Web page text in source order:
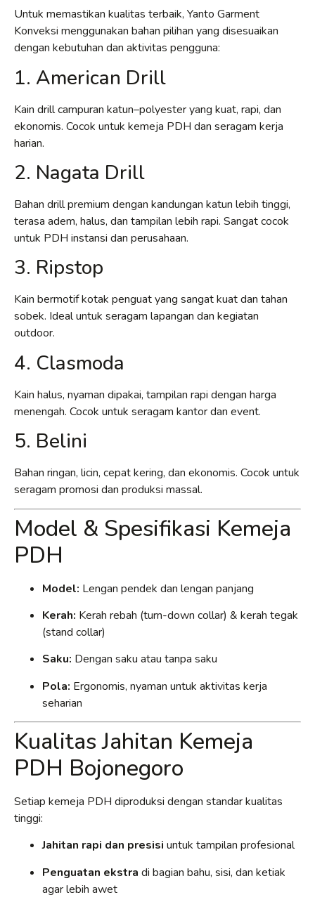
Untuk memastikan kualitas terbaik, Yanto Garment
Konveksi menggunakan bahan pilihan yang disesuaikan
dengan kebutuhan dan aktivitas pengguna:
1. American Drill
Kain drill campuran katun–polyester yang kuat, rapi, dan
ekonomis. Cocok untuk kemeja PDH dan seragam kerja
harian.
2. Nagata Drill
Bahan drill premium dengan kandungan katun lebih tinggi,
terasa adem, halus, dan tampilan lebih rapi. Sangat cocok
untuk PDH instansi dan perusahaan.
3. Ripstop
Kain bermotif kotak penguat yang sangat kuat dan tahan
sobek. Ideal untuk seragam lapangan dan kegiatan
outdoor.
4. Clasmoda
Kain halus, nyaman dipakai, tampilan rapi dengan harga
menengah. Cocok untuk seragam kantor dan event.
5. Belini
Bahan ringan, licin, cepat kering, dan ekonomis. Cocok untuk
seragam promosi dan produksi massal.
Model & Spesifikasi Kemeja
PDH
Model: Lengan pendek dan lengan panjang
Kerah: Kerah rebah (turn-down collar) & kerah tegak
(stand collar)
Saku: Dengan saku atau tanpa saku
Pola: Ergonomis, nyaman untuk aktivitas kerja
seharian
Kualitas Jahitan Kemeja
PDH Bojonegoro
Setiap kemeja PDH diproduksi dengan standar kualitas
tinggi:
Jahitan rapi dan presisi untuk tampilan profesional
Penguatan ekstra di bagian bahu, sisi, dan ketiak
agar lebih awet